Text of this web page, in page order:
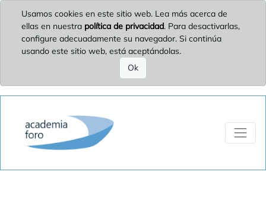
Usamos cookies en este sitio web. Lea más acerca de
ellas en nuestra política de privacidad. Para desactivarlas,
configure adecuadamente su navegador. Si continúa
usando este sitio web, está aceptándolas.
Ok